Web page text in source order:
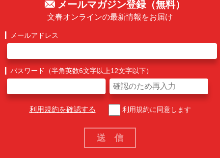
メールマガジン登録（無料）
文春オンラインの最新情報をお届け
メールアドレス
パスワード（半角英数6文字以上12文字以下）
利用規約を確認する 利用規約に同意します